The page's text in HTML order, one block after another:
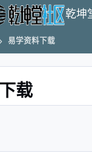
乾坤
易学资料下载
载